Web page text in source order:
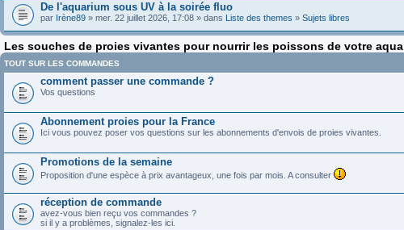
De l'aquarium sous UV à la soirée fluo
par Irène89 » mer. 22 juillet 2026, 17:08 » dans Liste des themes » Sujets libres
Les souches de proies vivantes pour nourrir les poissons de votre
TOUT SUR LES COMMANDES
comment passer une commande ?
Vos questions
Abonnement proies pour la France
Ici vous pouvez poser vos questions sur les abonnements d'envois de proies vivantes.
Promotions de la semaine
Proposition d'une espèce à prix avantageux, une fois par mois. A consulter
réception de commande
avez-vous bien reçu vos commandes ?
si il y a problèmes, signalez-les ici.